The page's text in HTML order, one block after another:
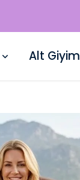
Alt Giyim